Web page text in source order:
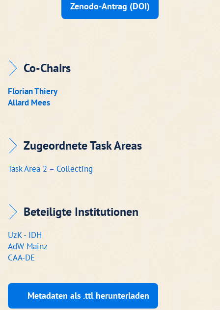
Zenodo-Antrag (DOI)
Co-Chairs
Florian Thiery
Allard Mees
Zugeordnete Task Areas
Task Area 2 – Collecting
Beteiligte Institutionen
UzK - IDH
AdW Mainz
CAA-DE
Metadaten als .ttl herunterladen